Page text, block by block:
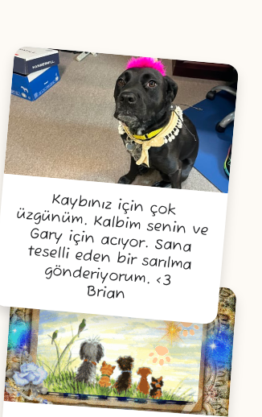
Kaybınız için çok
üzgünüm. Kalbim senin ve
Gary için acıyor. Sana
teselli eden bir sarılma
gönderiyorum. <3
Brian